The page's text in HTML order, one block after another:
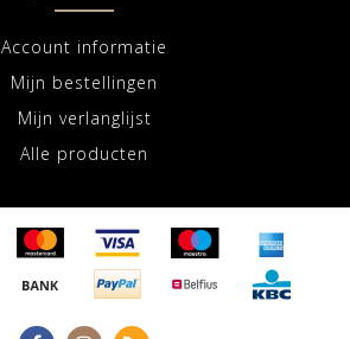
Account informatie
Mijn bestellingen
Mijn verlanglijst
Alle producten